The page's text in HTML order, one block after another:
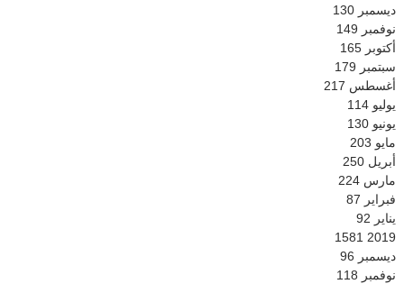
ديسمبر 130
نوفمبر 149
أكتوبر 165
سبتمبر 179
أغسطس 217
يوليو 114
يونيو 130
مايو 203
أبريل 250
مارس 224
فبراير 87
يناير 92
2019
1581
ديسمبر 96
نوفمبر 118